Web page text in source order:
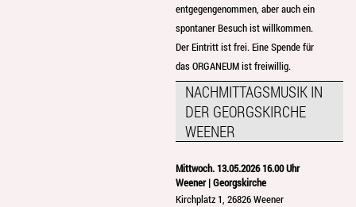
entgegengenommen, aber auch ein
spontaner Besuch ist willkommen.
Der Eintritt ist frei. Eine Spende für
das ORGANEUM ist freiwillig.
NACHMITTAGSMUSIK IN
DER GEORGSKIRCHE
WEENER
Mittwoch. 13.05.2026 16.00 Uhr
Weener | Georgskirche
Kirchplatz 1, 26826 Weener